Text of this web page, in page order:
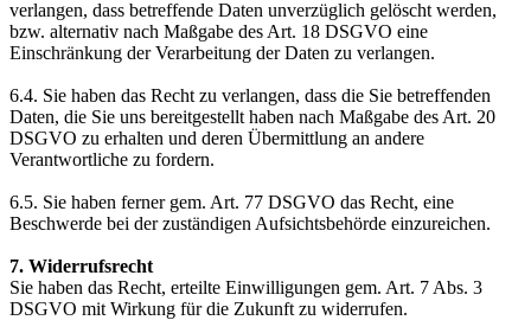
verlangen, dass betreffende Daten unverzüglich gelöscht werden,
bzw. alternativ nach Maßgabe des Art. 18 DSGVO eine
Einschränkung der Verarbeitung der Daten zu verlangen.
6.4. Sie haben das Recht zu verlangen, dass die Sie betreffenden
Daten, die Sie uns bereitgestellt haben nach Maßgabe des Art. 20
DSGVO zu erhalten und deren Übermittlung an andere
Verantwortliche zu fordern.
6.5. Sie haben ferner gem. Art. 77 DSGVO das Recht, eine
Beschwerde bei der zuständigen Aufsichtsbehörde einzureichen.
7. Widerrufsrecht
Sie haben das Recht, erteilte Einwilligungen gem. Art. 7 Abs. 3
DSGVO mit Wirkung für die Zukunft zu widerrufen.